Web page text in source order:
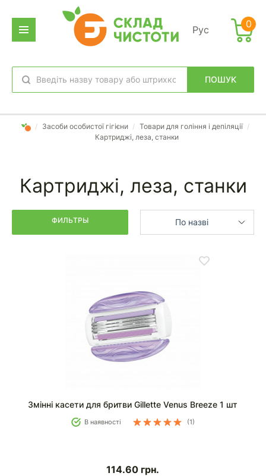
Рус
ПОШУК
обране вхід
0
/ Засоби особистої гігієни / Товари для гоління і депіляції /
Картриджі, леза, станки
Картриджі, леза, станки
ФИЛЬТРЫ По назві
Змінні касети для бритви Gillette Venus Breeze 1 шт
В наявності (1)
114.60 грн.